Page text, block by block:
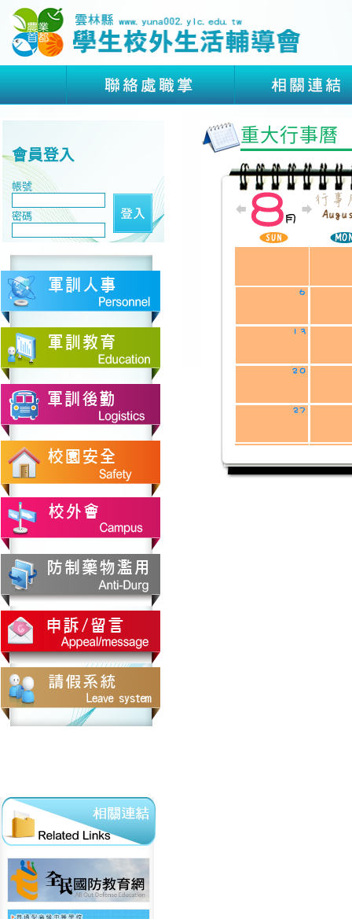
會員登入
帳號
密碼
重大行事曆